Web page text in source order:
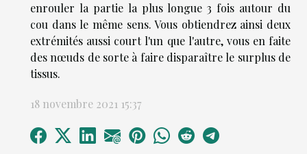
enrouler la partie la plus longue 3 fois autour du
cou dans le même sens. Vous obtiendrez ainsi deux
extrémités aussi court l'un que l'autre, vous en faite
des nœuds de sorte à faire disparaître le surplus de
tissus.
18 novembre 2021 15:37